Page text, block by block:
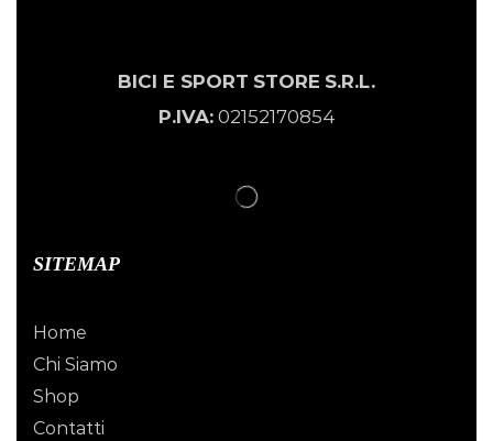
BICI E SPORT STORE S.R.L.
P.IVA:02152170854
SITEMAP
Home
Chi Siamo
Shop
Contatti